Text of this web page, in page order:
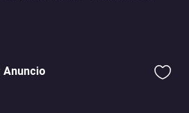
Anuncio